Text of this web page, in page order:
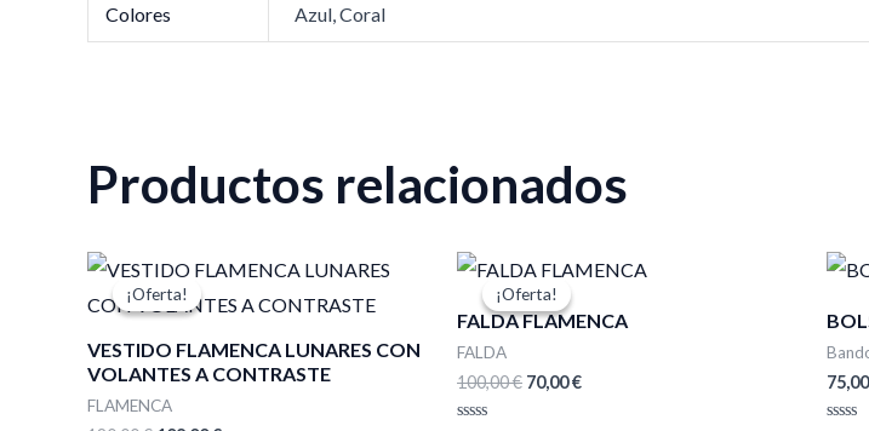
Colores Azul, Coral
Productos relacionados
¡Oferta!
¡Oferta!
VESTIDO FLAMENCA LUNARES CON
VOLANTES A CONTRASTE
FLAMENCA
El
precio
original
180,00 €.
El
precio
actual
108,00 €.
¡Oferta!
¡Oferta!
FALDA FLAMENCA
FALDA
100,00€
El
precio
original
era:
70,00€
El
precio
es:
75,00